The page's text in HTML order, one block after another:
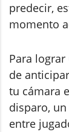
predecir,
momento
Para
de
tu cámara
disparo,
entre